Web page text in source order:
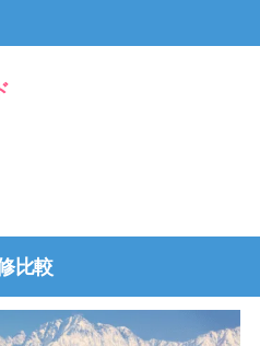
比較